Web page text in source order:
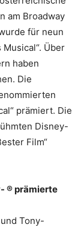
am Broadway
für neun
Über
haben
Die
prämiert. Die
Disney-
Film“
® prämierte
Tony-